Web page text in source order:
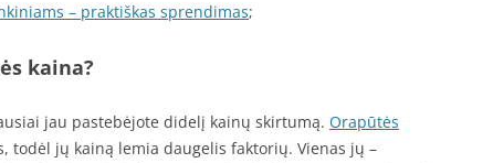
– praktiškas sprendimas;
kaina?
jau pastebėjote didelį kainų skirtumą. Orapūtės
todėl jų kainą lemia daugelis faktorių. Vienas jų –